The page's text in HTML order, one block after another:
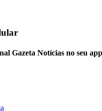
Gazeta Notícias no seu